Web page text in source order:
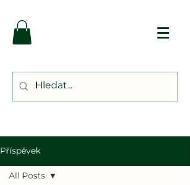
Příspěvek
All Posts